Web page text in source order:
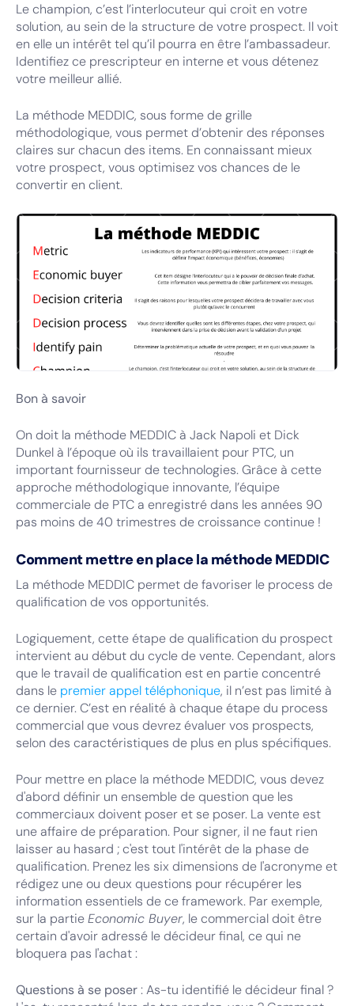
Le champion, c’est l’interlocuteur qui croit en votre
solution, au sein de la structure de votre prospect. Il voit
en elle un intérêt tel qu’il pourra en être l’ambassadeur.
Identifiez ce prescripteur en interne et vous détenez
votre meilleur allié.
La méthode MEDDIC, sous forme de grille
méthodologique, vous permet d’obtenir des réponses
claires sur chacun des items. En connaissant mieux
votre prospect, vous optimisez vos chances de le
convertir en client.
Bon à savoir
On doit la méthode MEDDIC à Jack Napoli et Dick
Dunkel à l’époque où ils travaillaient pour PTC, un
important fournisseur de technologies. Grâce à cette
approche méthodologique innovante, l’équipe
commerciale de PTC a enregistré dans les années 90
pas moins de 40 trimestres de croissance continue !
Comment mettre en place la méthode MEDDIC
La méthode MEDDIC permet de favoriser le process de
qualification de vos opportunités.
Logiquement, cette étape de qualification du prospect
intervient au début du cycle de vente. Cependant, alors
que le travail de qualification est en partie concentré
dans le premier appel téléphonique, il n’est pas limité à
ce dernier. C’est en réalité à chaque étape du process
commercial que vous devrez évaluer vos prospects,
selon des caractéristiques de plus en plus spécifiques.
Pour mettre en place la méthode MEDDIC, vous devez
d'abord définir un ensemble de question que les
commerciaux doivent poser et se poser. La vente est
une affaire de préparation. Pour signer, il ne faut rien
laisser au hasard ; c'est tout l'intérêt de la phase de
qualification. Prenez les six dimensions de l'acronyme et
rédigez une ou deux questions pour récupérer les
information essentiels de ce framework. Par exemple,
sur la partieEconomic Buyer, le commercial doit être
certain d'avoir adressé le décideur final, ce qui ne
bloquera pas l'achat :
Questions à se poser: As-tu identifié le décideur final ?